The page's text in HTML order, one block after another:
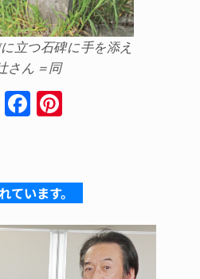
立つ石碑に手を添え
さん＝同
T
F
e
b
o
e
st
ています。